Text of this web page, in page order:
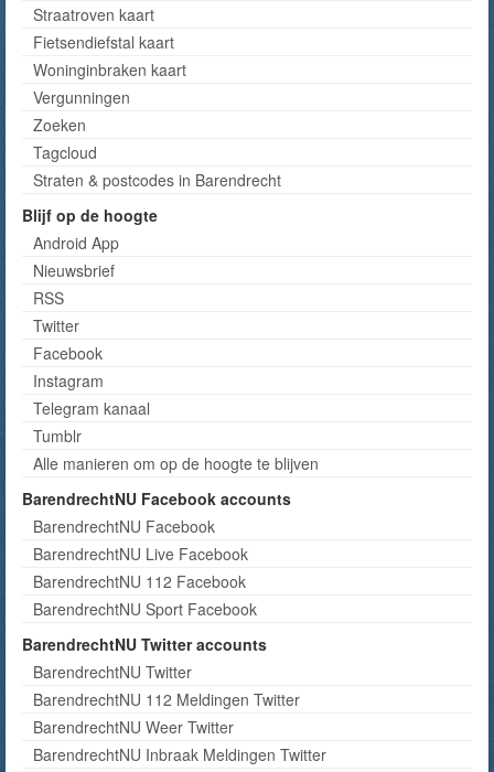
Straatroven kaart
Fietsendiefstal kaart
Woninginbraken kaart
Vergunningen
Zoeken
Tagcloud
Straten & postcodes in Barendrecht
Blijf op de hoogte
Android App
Nieuwsbrief
RSS
Twitter
Facebook
Instagram
Telegram kanaal
Tumblr
Alle manieren om op de hoogte te blijven
BarendrechtNU Facebook accounts
BarendrechtNU Facebook
BarendrechtNU Live Facebook
BarendrechtNU 112 Facebook
BarendrechtNU Sport Facebook
BarendrechtNU Twitter accounts
BarendrechtNU Twitter
BarendrechtNU 112 Meldingen Twitter
BarendrechtNU Weer Twitter
BarendrechtNU Inbraak Meldingen Twitter